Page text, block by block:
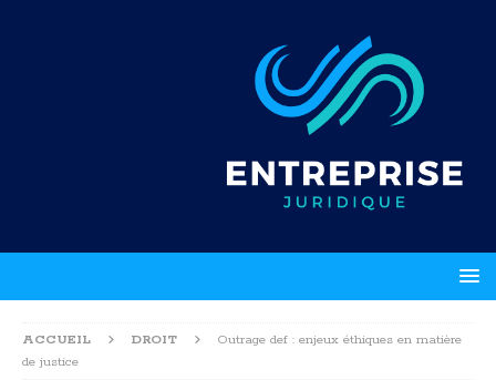
ACCUEIL DROIT
Outrage def : enjeux éthiques en matière
de justice